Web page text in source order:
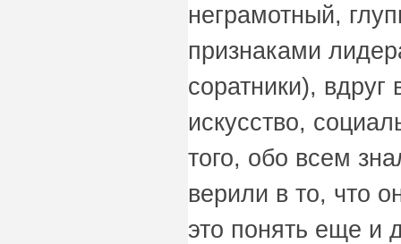
неграмотный,
признаками
соратники), вдруг
искусство,
того, обо всем
верили в то, что
это понять еще и